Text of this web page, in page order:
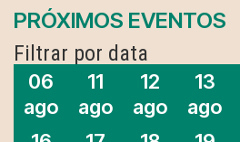
PRÓXIMOS EVENTOS
Filtrar por data
06
ago
11
ago
12
ago
13
ago